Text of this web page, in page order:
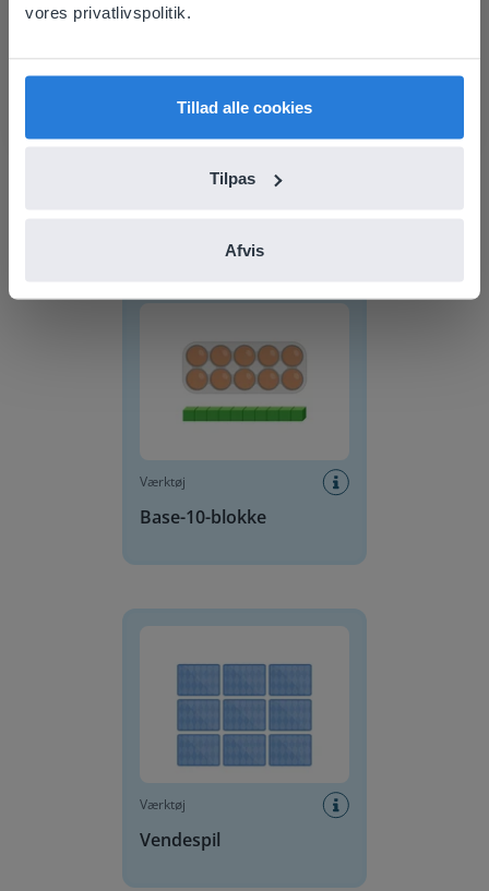
vores privatlivspolitik.
Tillad alle cookies
Tilpas
Afvis
Klassens siddeplan
Værktøj
Base-10-blokke
Værktøj
Vendespil
prefer to visit our English website. There you'll
English
Dansk